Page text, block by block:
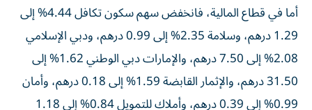
أما في قطاع المالية، فانخفض سهم سكون تكافل 4.44% إلى
1.29 درهم، وسلامة 2.35% إلى 0.99 درهم، ودبي الإسلامي
2.08% إلى 7.50 درهم، والإمارات دبي الوطني 1.62% إلى
31.50 درهم، والإثمار القابضة 1.59% إلى 0.18 درهم، وأمان
0.99% إلى 0.39 درهم، وأملاك للتمويل 0.84% إلى 1.18